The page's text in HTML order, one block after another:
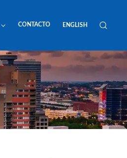
CONTACTO ENGLISH